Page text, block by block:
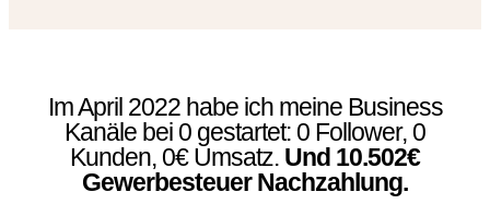
Im April 2022 habe ich meine Business
Kanäle bei 0 gestartet: 0 Follower, 0
Kunden, 0€ Umsatz. Und 10.502€
Gewerbesteuer Nachzahlung.